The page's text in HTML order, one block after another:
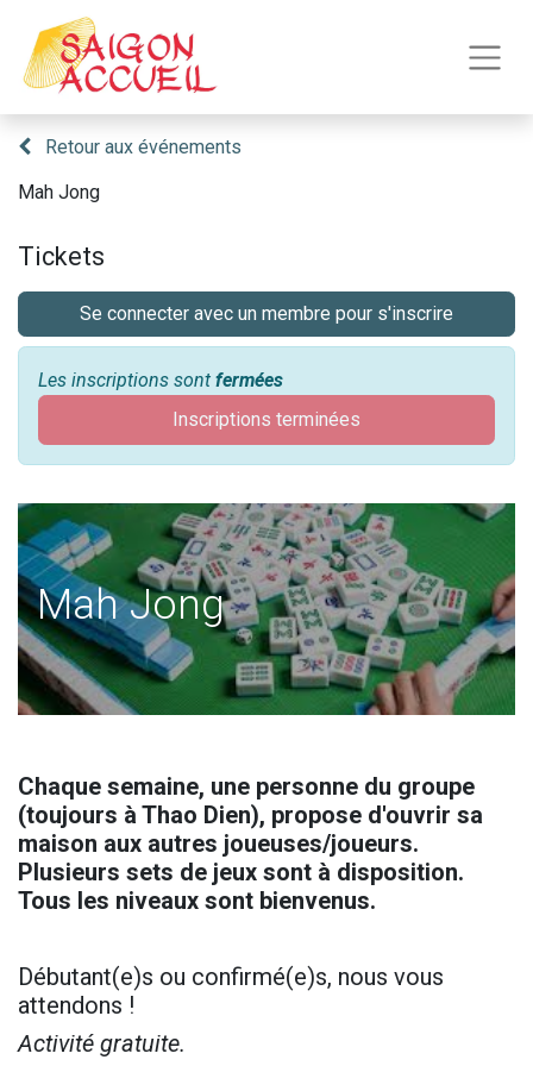
Retour aux événements
Mah Jong
Tickets
Se connecter avec un membre pour s'inscrire
Les inscriptions sont fermées
Inscriptions terminées
Mah Jong
Chaque semaine, une personne du groupe
(toujours à Thao Dien), propose d'ouvrir sa
maison aux autres joueuses/joueurs.
Plusieurs sets de jeux sont à disposition.
Tous les niveaux sont bienvenus.
Débutant(e)s ou confirmé(e)s, nous vous
attendons !
Activité gratuite.